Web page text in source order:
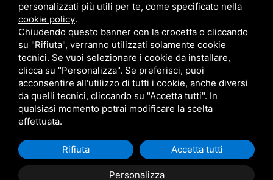
personalizzati più utili per te, come specificato nella
cookie policy.
Chiudendo questo banner con la crocetta o cliccando
su "Rifiuta", verranno utilizzati solamente cookie
tecnici. Se vuoi selezionare i cookie da installare,
clicca su "Personalizza". Se preferisci, puoi
acconsentire all'utilizzo di tutti i cookie, anche diversi
da quelli tecnici, cliccando su "Accetta tutti". In
qualsiasi momento potrai modificare la scelta
effettuata.
Personalizza
Rifiuta Accetta tutti
P.IVA: 03744680285
My Home Group srl - P. IVA 05334400289
Sitemap-Privacy Policy- Questo sito è protetto da Google
reCAPTCHA v3,Privacy Policye Termini di serviziodi Google.